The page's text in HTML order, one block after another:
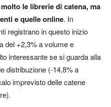
le librerie di catena, ma
e quelle online. In
registrano in questo inizio
del +2,3% a volume e
interessante se si guarda alla
distribuzione (-14,8% a
imprevisto delle catene